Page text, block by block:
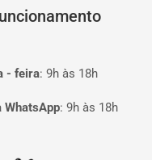
- feira: 9h às 18h
WhatsApp: 9h às 18h